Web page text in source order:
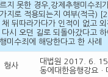
지 못한 경우,강제추행미수죄
지로 적용되는지 여부(적극)
채 뒤따라가다가 인적이 없고
다시 오던 길로 되돌아갔다고
미수죄에 해당한다고 한 사례
형사
대법원 2017. 6. 15
동에대한음행강요